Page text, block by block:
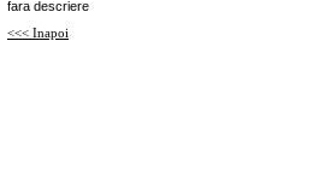
fara descriere
<<< Inapoi